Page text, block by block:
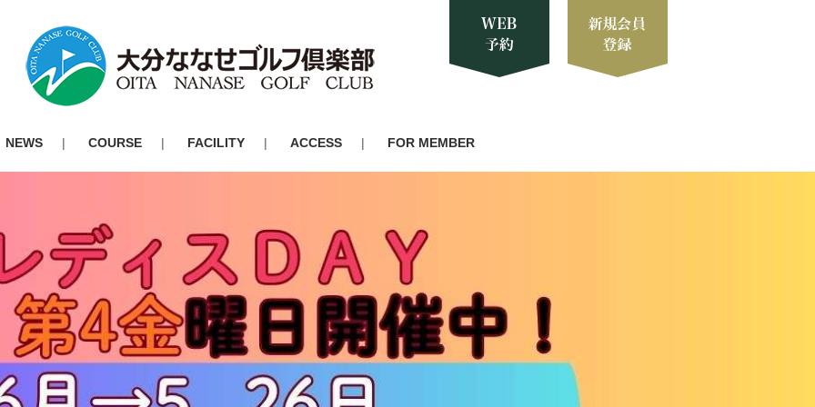
NEWS COURSE FACILITY ACCESS FOR MEMBER